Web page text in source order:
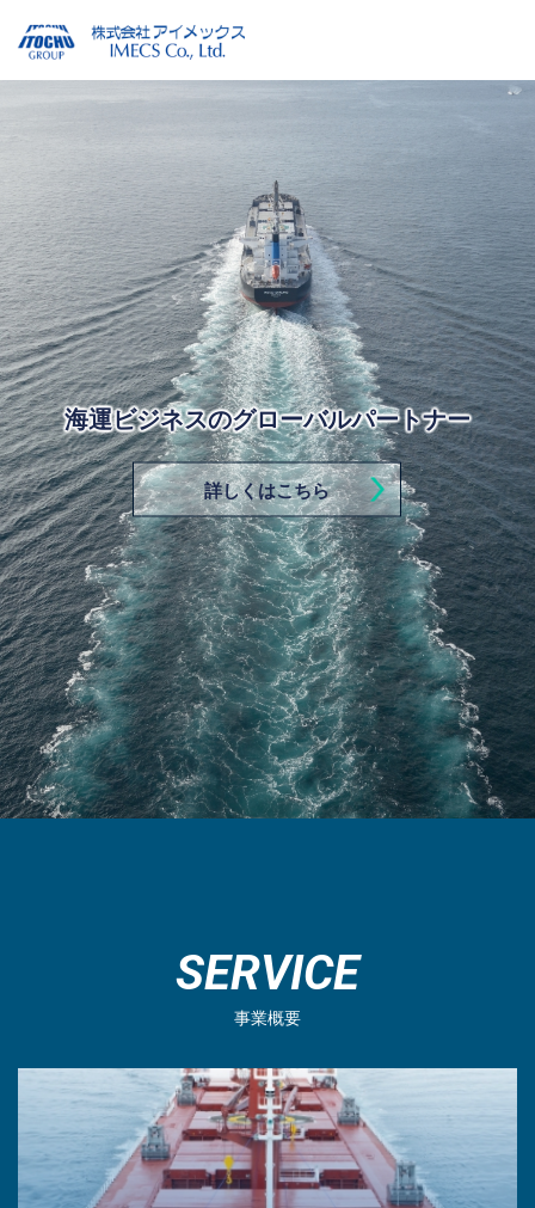
海運ビジネスのグローバルパートナー
詳しくはこちら
SERVICE
事業概要